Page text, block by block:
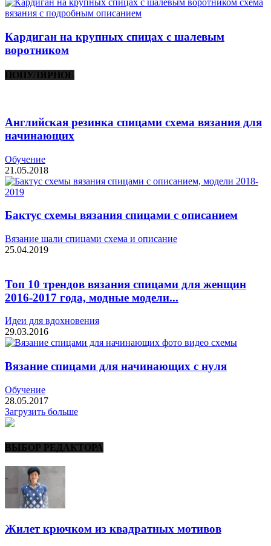
Кардиган на крупных спицах с шалевым
воротником
ПОПУЛЯРНОЕ
Английская резинка спицами схема вязания для
начинающих
Обучение
21.05.2018
Бактус схемы вязания спицами с описанием
Вязание шали спицами схема и описание
25.04.2019
Топ 10 трендов вязания спицами для женщин
2016-2017 года, модные модели...
Идеи для вдохновения
29.03.2016
Вязание спицами для начинающих с нуля
Обучение
28.05.2017
Загрузить больше
ВЫБОР РЕДАКТОРА
Жилет крючком из квадратных мотивов